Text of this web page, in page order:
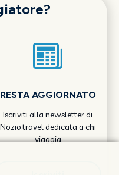
RESTA AGGIORNATO
Iscriviti alla newsletter di
Nozio.travel dedicata a chi
viaggia